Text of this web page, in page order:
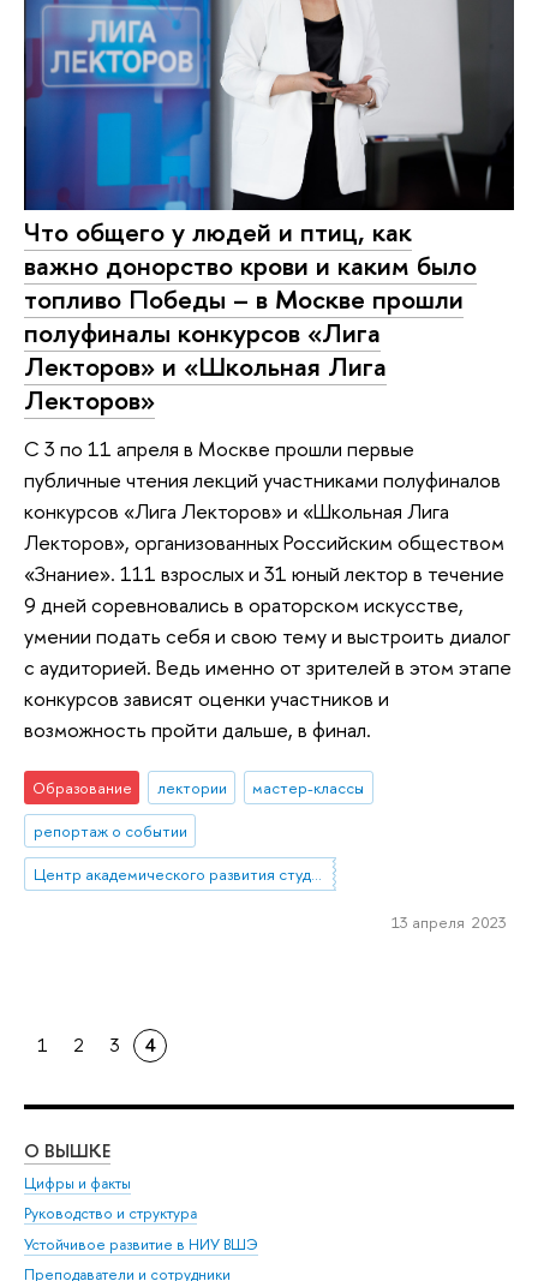
Что общего у людей и птиц, как
важно донорство крови и каким было
топливо Победы – в Москве прошли
полуфиналы конкурсов «Лига
Лекторов» и «Школьная Лига
Лекторов»
С 3 по 11 апреля в Москве прошли первые
публичные чтения лекций участниками полуфиналов
конкурсов «Лига Лекторов» и «Школьная Лига
Лекторов», организованных Российским обществом
«Знание». 111 взрослых и 31 юный лектор в течение
9 дней соревновались в ораторском искусстве,
умении подать себя и свою тему и выстроить диалог
с аудиторией. Ведь именно от зрителей в этом этапе
конкурсов зависят оценки участников и
возможность пройти дальше, в финал.
Образование лектории
мастер-классы
репортаж о событии
Центр академического развития студентов
13 апреля 2023
1 2 3 4
О ВЫШКЕ
Цифры и факты
Руководство и структура
Устойчивое развитие в НИУ ВШЭ
Преподаватели и сотрудники